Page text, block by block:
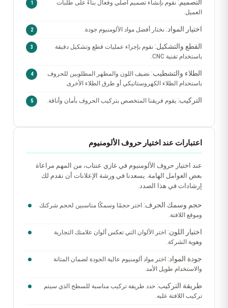
التصميم: نقوم بإنشاء تصميم أصلي وفعال بناءً على طلبات
العميل.
اختيار المواد: نختار أفضل مواد الألومنيوم جودة.
القطع والتشكيل: نقوم بإجراء عمليات قطع وتشكيل دقيقة
باستخدام تقنية CNC.
الطلاء والتشطيب: نضيف اللون والمظهر المطلوبين للحروف
باستخدام الطلاء الكهروستاتيكي أو طرق الطلاء الأخرى.
التركيب: يقوم فريقنا المتخصص بتركيب الحروف بأمان وأناقة.
اعتبارات عند اختيار حروف الألومنيوم
عند اختيار حروف الألومنيوم في غازي عنتاب، من المهم مراعاة
بعض العوامل الهامة. يسعدنا في ورشة الإعلانات أن نقدم لك
إرشادات في هذا الصدد.
حجم وسمك الحرف: اختر حجمًا وسمكًا مناسبين لحجم شركتك
وموقع اللافتة.
اختيار اللون: اختر الألوان التي تعكس ألوان علامتك التجارية
وهوية الشركة.
جودة المواد: اختر مواد ألومنيوم عالية الجودة لضمان المتانة
والاستخدام طويل الأمد.
طريقة التركيب: حدد طريقة تركيب مناسبة للسطح الذي سيتم
تركيب اللافتة عليه.